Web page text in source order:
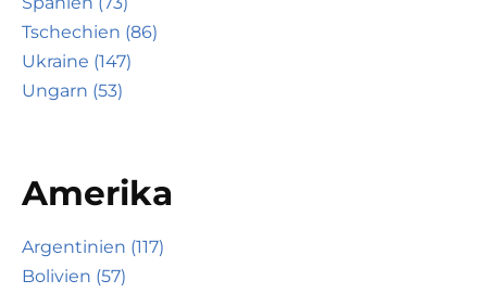
Tschechien (86)
Ukraine (147)
Ungarn (53)
Amerika
Argentinien (117)
Bolivien (57)